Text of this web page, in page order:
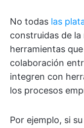
No todas las
construidas de la
herramientas
colaboración
integren con
los procesos
Por ejemplo, si